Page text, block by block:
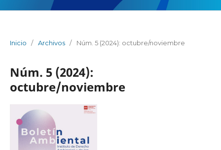
Inicio / Archivos / Núm. 5 (2024): octubre/noviembre
Núm. 5 (2024):
octubre/noviembre